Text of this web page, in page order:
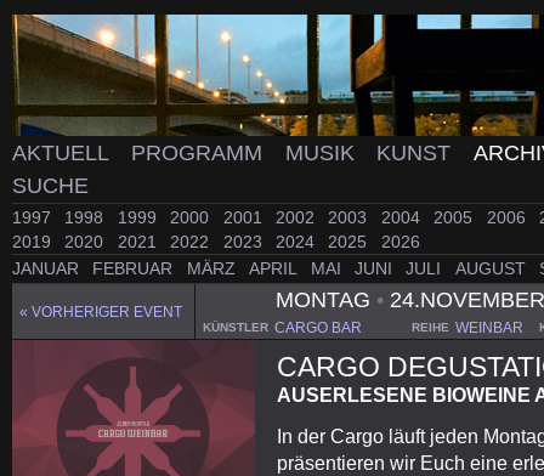
AKTUELL PROGRAMM MUSIK KUNST
SUCHE
1997 1998 1999 2000 2001 2002 2003 2004 2005 2006
2019
2020 2021 2022 2023 2024 2025
2026
JANUAR
FEBRUAR MÄRZ APRIL MAI JUNI JULI AUGUST
« VORHERIGER EVENT
MONTAG •
KÜNSTLER CARGO BAR REIHE WEINBAR
CARGO
AUSERLESENE BIOWEINE
In der Cargo läuft jeden
präsentieren wir Euch eine